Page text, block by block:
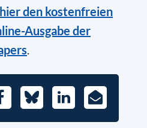
hier den kostenfreien
Ausgabe der
.
BlueskyLinkedIn
E-
Mail